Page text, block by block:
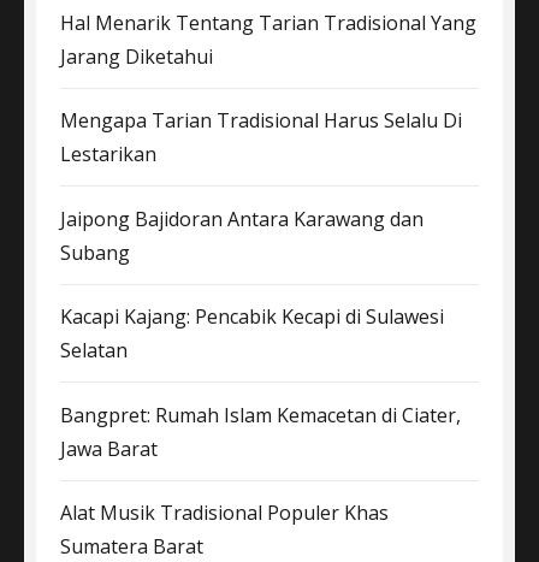
Hal Menarik Tentang Tarian Tradisional Yang
Jarang Diketahui
Mengapa Tarian Tradisional Harus Selalu Di
Lestarikan
Jaipong Bajidoran Antara Karawang dan
Subang
Kacapi Kajang: Pencabik Kecapi di Sulawesi
Selatan
Bangpret: Rumah Islam Kemacetan di Ciater,
Jawa Barat
Alat Musik Tradisional Populer Khas
Sumatera Barat